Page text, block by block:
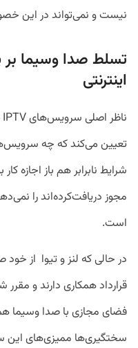
نیست و نمی‌تواند در این
تسلط صدا وسیما بر
اینترنتی
تعیین می‌کند که چه
شرایط نابرابر هم باز اجازه
مجوز دریافت‌کرده‌اند را
است.
در حالی که لنز و تیوا از
قرارداد همکاری دارند و مقرر
فضای مجازی با صدا وسیما
سختگیری‌ها ممیزی‌های این